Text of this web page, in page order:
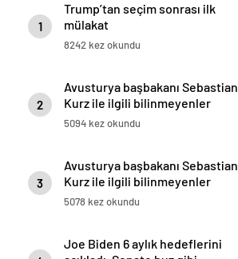
1
Trump’tan seçim sonrası ilk
mülakat
8242 kez okundu
2
Avusturya başbakanı Sebastian
Kurz ile ilgili bilinmeyenler
5094 kez okundu
3
Avusturya başbakanı Sebastian
Kurz ile ilgili bilinmeyenler
5078 kez okundu
Joe Biden 6 aylık hedeflerini